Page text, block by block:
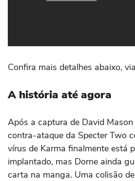
Confira mais detalhes abaixo,
A história até agora
Após a captura de David
contra-ataque da Specter Two
vírus de Karma finalmente está
implantado, mas Dorne ainda
carta na manga. Uma colisão